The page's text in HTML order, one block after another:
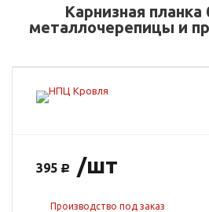
Карнизная
металлочерепицы и
395 /шт
Производство под заказ